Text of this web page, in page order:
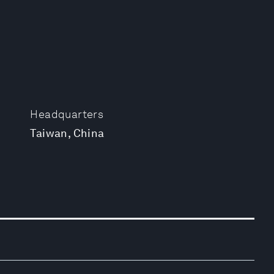
Headquarters
Taiwan, China